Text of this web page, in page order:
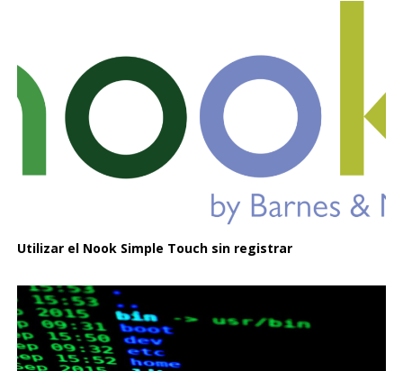
Utilizar el Nook Simple Touch sin registrar